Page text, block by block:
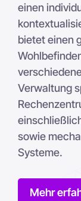
einen
bietet einen
Verwaltung
sowie
Systeme.
Mehr